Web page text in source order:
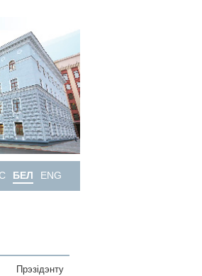
БЕЛ ENG
Прэзідэнту